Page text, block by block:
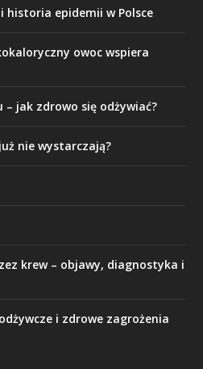
historia epidemii w Polsce
owoc wspiera
– jak zdrowo się odżywiać?
nie wystarczają?
krew – objawy, diagnostyka i
i zdrowe zagrożenia